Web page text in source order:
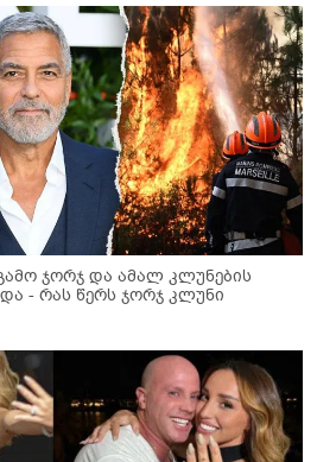
ჯორჯ და ამალ კლუნების
- რას წერს ჯორჯ კლუნი